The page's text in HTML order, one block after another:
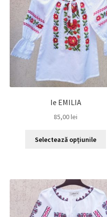
Ie EMILIA
85,00lei
Selectează opțiunile